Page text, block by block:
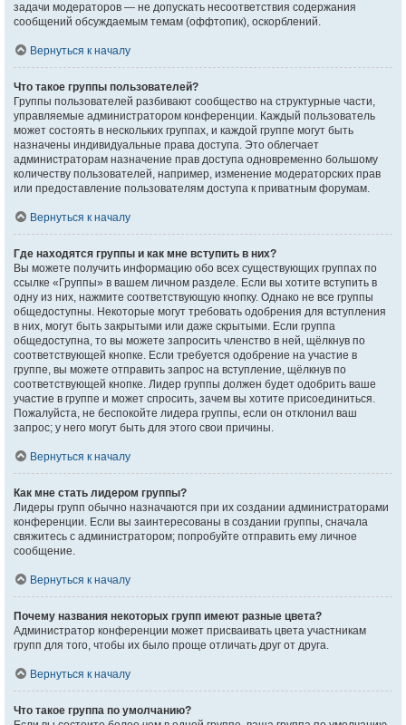
задачи модераторов — не допускать несоответствия содержания
сообщений обсуждаемым темам (оффтопик), оскорблений.
Вернуться к началу
Что такое группы пользователей?
Группы пользователей разбивают сообщество на структурные части,
управляемые администратором конференции. Каждый пользователь
может состоять в нескольких группах, и каждой группе могут быть
назначены индивидуальные права доступа. Это облегчает
администраторам назначение прав доступа одновременно большому
количеству пользователей, например, изменение модераторских прав
или предоставление пользователям доступа к приватным форумам.
Вернуться к началу
Где находятся группы и как мне вступить в них?
Вы можете получить информацию обо всех существующих группах по
ссылке «Группы» в вашем личном разделе. Если вы хотите вступить в
одну из них, нажмите соответствующую кнопку. Однако не все группы
общедоступны. Некоторые могут требовать одобрения для вступления
в них, могут быть закрытыми или даже скрытыми. Если группа
общедоступна, то вы можете запросить членство в ней, щёлкнув по
соответствующей кнопке. Если требуется одобрение на участие в
группе, вы можете отправить запрос на вступление, щёлкнув по
соответствующей кнопке. Лидер группы должен будет одобрить ваше
участие в группе и может спросить, зачем вы хотите присоединиться.
Пожалуйста, не беспокойте лидера группы, если он отклонил ваш
запрос; у него могут быть для этого свои причины.
Вернуться к началу
Как мне стать лидером группы?
Лидеры групп обычно назначаются при их создании администраторами
конференции. Если вы заинтересованы в создании группы, сначала
свяжитесь с администратором; попробуйте отправить ему личное
сообщение.
Вернуться к началу
Почему названия некоторых групп имеют разные цвета?
Администратор конференции может присваивать цвета участникам
групп для того, чтобы их было проще отличать друг от друга.
Вернуться к началу
Что такое группа по умолчанию?